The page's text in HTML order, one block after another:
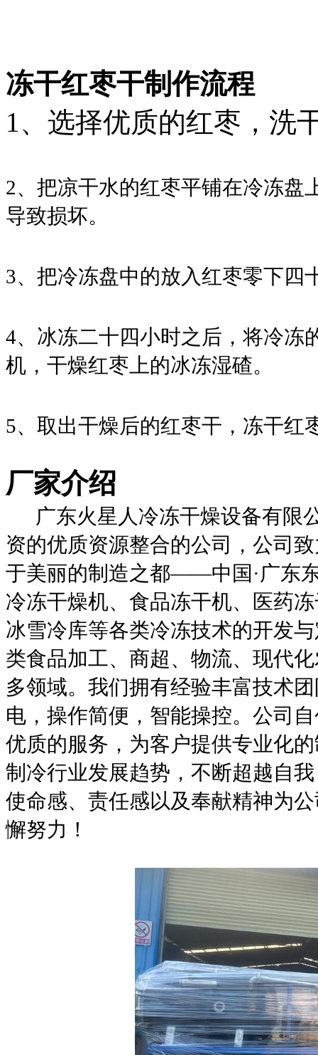
冻干红枣干制作流程
1、选择优质的红枣，洗
2、 把凉干水的红枣平铺在冷冻盘
导致损坏。
3、 把冷冻盘中的放入红枣零下四
4、 冰冻二十四小时之后，将冷冻
机，干燥红枣 上的冰冻湿碴。
5、 取出干燥后的红枣干 ，冻干红
厂家介绍
广东火星人冷冻干燥设备有限
资的优质资源整合的公司，公司
于美丽的制造之都——中国·广东
冷冻干燥机、食品冻干机、医药
冰雪冷库等各类冷冻技术的开发
类食品加工、商超、物流、现代
多领域。我们拥有经验丰富技术
电，操作简便，智能操控。公司
优质的服务，为客户提供专业化
制冷行业发展趋势，不断超越自
使命感、责任感以及奉献精神为
懈努力！